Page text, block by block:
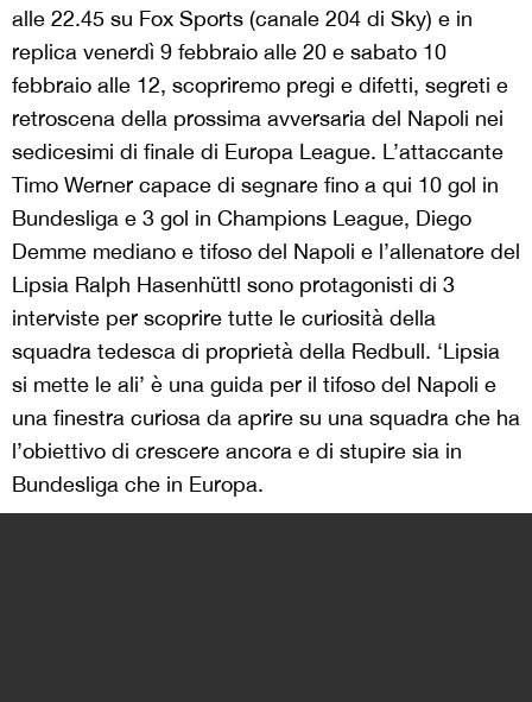
alle 22.45 su Fox Sports (canale 204 di Sky) e in
replica venerdì 9 febbraio alle 20 e sabato 10
febbraio alle 12, scopriremo pregi e difetti, segreti e
retroscena della prossima avversaria del Napoli nei
sedicesimi di finale di Europa League. L’attaccante
Timo Werner capace di segnare fino a qui 10 gol in
Bundesliga e 3 gol in Champions League, Diego
Demme mediano e tifoso del Napoli e l’allenatore del
Lipsia Ralph Hasenhüttl sono protagonisti di 3
interviste per scoprire tutte le curiosità della
squadra tedesca di proprietà della Redbull. ‘Lipsia
si mette le ali’ è una guida per il tifoso del Napoli e
una finestra curiosa da aprire su una squadra che ha
l’obiettivo di crescere ancora e di stupire sia in
Bundesliga che in Europa.